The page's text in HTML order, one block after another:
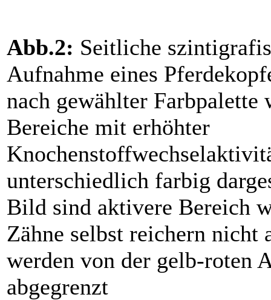
Abb.2: Seitliche
Aufnahme eines
nach gewählter Farbpalette
Bereiche mit erhöhter
unterschiedlich farbig
Bild sind aktivere Bereich
Zähne selbst reichern nicht
werden von der gelb-roten
abgegrenzt